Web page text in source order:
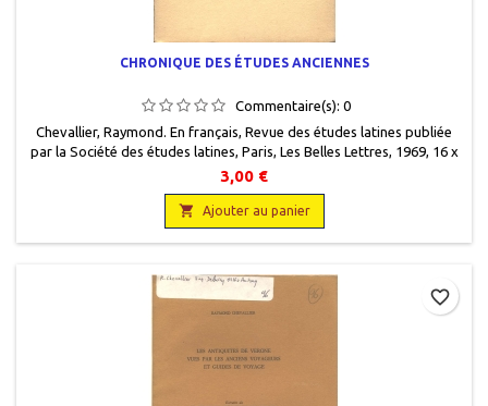
CHRONIQUE DES ÉTUDES ANCIENNES
Commentaire(s): 0
Chevallier, Raymond. En français, Revue des études latines publiée
par la Société des études latines, Paris, Les Belles Lettres, 1969, 16 x
25, de 37 à 48 pages, broché, occasion.Bon état.
3,00 €
 Ajouter au panier
favorite_border